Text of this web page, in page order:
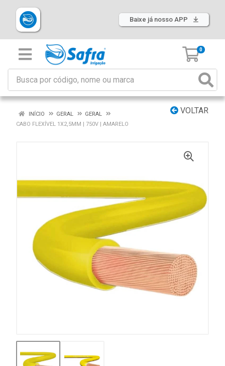
Baixe já nosso APP
0
VOLTAR
INÍCIO GERAL
GERAL
CABO FLEXÍVEL 1X2,5MM | 750V | AMARELO